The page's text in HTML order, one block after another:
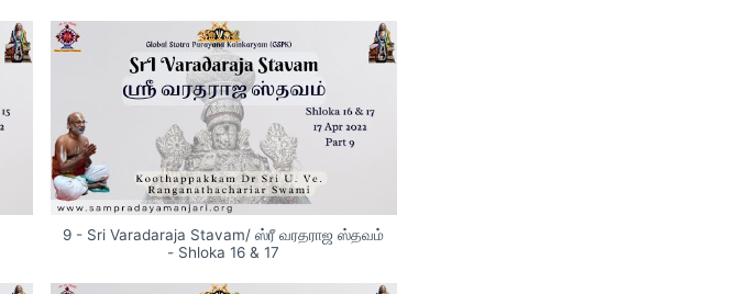
9 - Sri Varadaraja Stavam/ ஸ்ரீ வரதராஜ ஸ்தவம்
- Shloka 16 & 17